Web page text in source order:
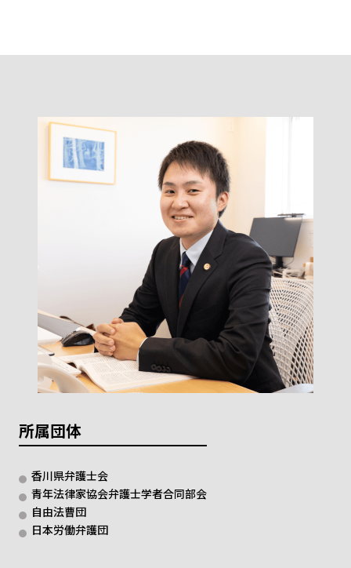
所属団体
香川県弁護士会
青年法律家協会弁護士学者合同部会
自由法曹団
日本労働弁護団